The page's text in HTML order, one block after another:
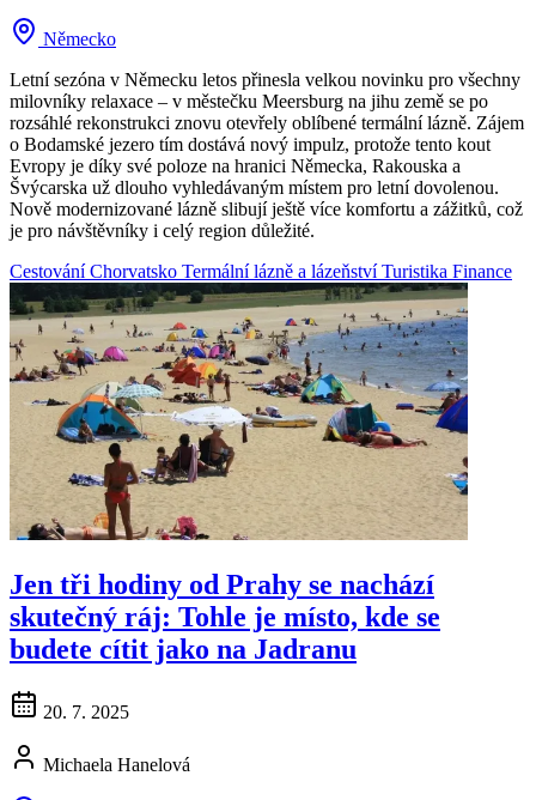
Německo
Letní sezóna v Německu letos přinesla velkou novinku pro všechny
milovníky relaxace – v městečku Meersburg na jihu země se po
rozsáhlé rekonstrukci znovu otevřely oblíbené termální lázně. Zájem
o Bodamské jezero tím dostává nový impulz, protože tento kout
Evropy je díky své poloze na hranici Německa, Rakouska a
Švýcarska už dlouho vyhledávaným místem pro letní dovolenou.
Nově modernizované lázně slibují ještě více komfortu a zážitků, což
je pro návštěvníky i celý region důležité.
CestováníChorvatsko Termální lázně a lázeňství Turistika Finance
Jen tři hodiny od Prahy se nachází
skutečný ráj: Tohle je místo, kde se
budete cítit jako na Jadranu
20. 7. 2025
Michaela Hanelová